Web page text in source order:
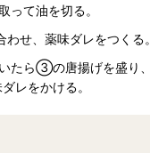
って油を切る。
わせ、薬味ダレをつくる。
たら③の唐揚げを盛り
レをかける。